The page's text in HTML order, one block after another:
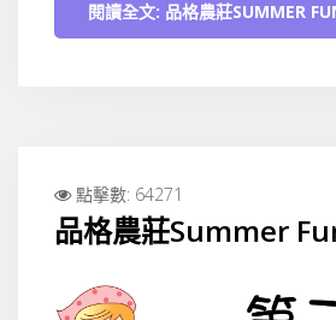
閱讀全文: 品格農莊SUMMER
點擊數: 64271
品格農莊Summer